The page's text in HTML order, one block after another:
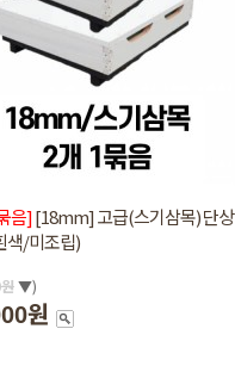
음][18mm] 고급(스기삼목) 단상
색/미조립)
원▼)
원